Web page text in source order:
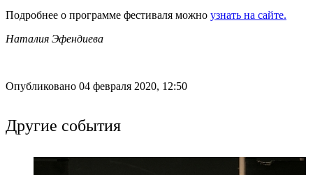
Подробнее о программе фестиваля можно узнать на сайте.
Наталия Эфендиева
Опубликовано 04 февраля 2020, 12:50
Другие события